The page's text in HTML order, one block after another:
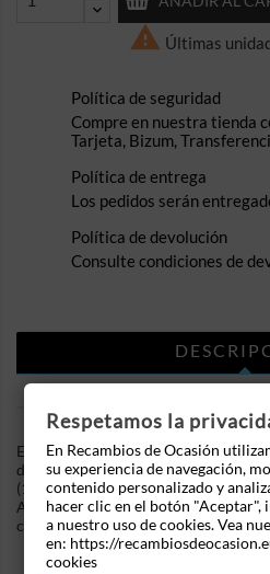
 Últimas
Política de seguridad
Compre en nuestra tienda
Tarjeta, Bizum,
Política de entrega
Los pedidos serán
Política de devolución
Consulte condiciones de
DETALLES DEL
En Recambios de Ocasion
delantera izquierda Mercedes Benz
(143 .Referencia Interna:
Ademas, disponemos de mas
consultenos.
Respetamos la
En Recambios de Ocasión
su experiencia de navegación,
contenido personalizado y
hacer clic en el botón "Aceptar",
a nuestro uso de cookies. Vea
en: https://
cookies